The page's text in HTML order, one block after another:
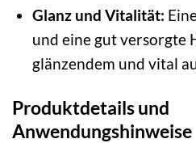
Glanz und Vitalität:
und eine gut versorgte
glänzendem und vital
Produktdetails und
Anwendungshinweise